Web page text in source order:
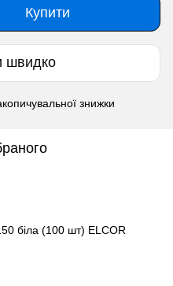
Купити
швидко
знижки
біла (100 шт) ELCOR